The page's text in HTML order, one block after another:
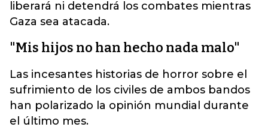
liberará ni detendrá los combates mientras
Gaza sea atacada.
"Mis hijos no han hecho nada malo"
Las incesantes historias de horror sobre el
sufrimiento de los civiles de ambos bandos
han polarizado la opinión mundial durante
el último mes.